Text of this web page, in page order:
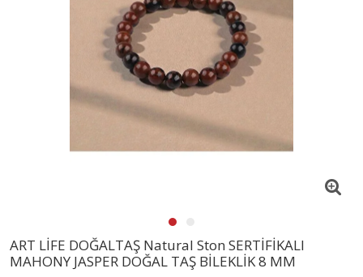
ART LİFE DOĞALTAŞ Natural Ston SERTİFİKALI
MAHONY JASPER DOĞAL TAŞ BİLEKLİK 8 MM